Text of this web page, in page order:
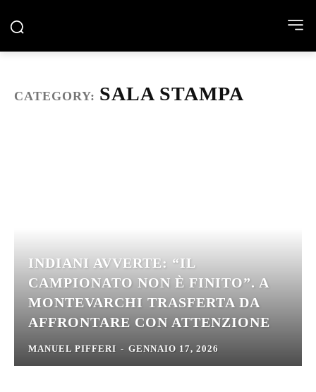
CATEGORY: SALA STAMPA
INDIANI AVVERTE: “IL
CAMPIONATO NON È FINITO”. A
MONTEVARCHI TRASFERTA DA
AFFRONTARE CON ATTENZIONE
MANUEL PIFFERI - GENNAIO 17, 2026